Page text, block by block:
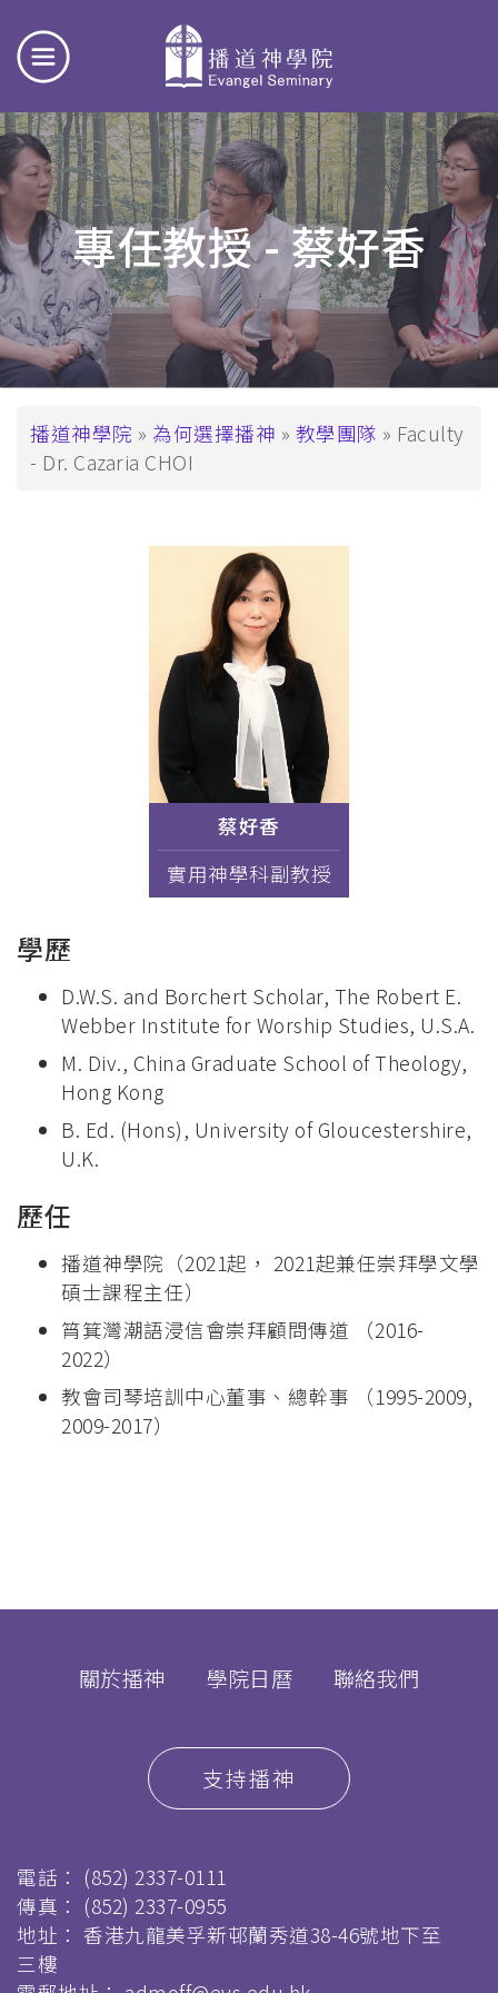
專任教授 - 蔡好香
導
航
播道神學院 為何選擇播神 教學團隊
Faculty
- Dr. Cazaria CHOI
蔡好香
實用神學科副教授
學歷
D.W.S. and Borchert Scholar, The Robert E.
Webber Institute for Worship Studies, U.S.A.
M. Div., China Graduate School of Theology,
Hong Kong
B. Ed. (Hons), University of Gloucestershire,
U.K.
歷任
播道神學院（2021起， 2021起兼任崇拜學文學
碩士課程主任）
筲箕灣潮語浸信會崇拜顧問傳道 （2016-
2022）
教會司琴培訓中心董事、總幹事 （1995-2009,
2009-2017）
關於播神 學院日曆 聯絡我們
支持播神
電話： (852) 2337-0111
傳真： (852) 2337-0955
地址： 香港九龍美孚新邨蘭秀道38-46號地下至
三樓